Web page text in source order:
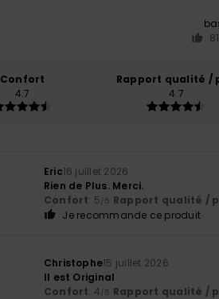
Confort
4.7
Rapport qualité /
4.7
Eric16 juillet 2026
Rien de Plus. Merci.
Confort: 5/5 Rapport qualité /
Je recommande ce produit
Christophe15 juillet 2026
Il est Original
Confort: 4/5 Rapport qualité /